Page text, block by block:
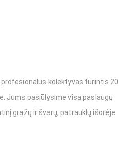
profesionalus kolektyvas turintis 20
Jums pasiūlysime visą paslaugų
gražų ir švarų, patrauklų išorėje